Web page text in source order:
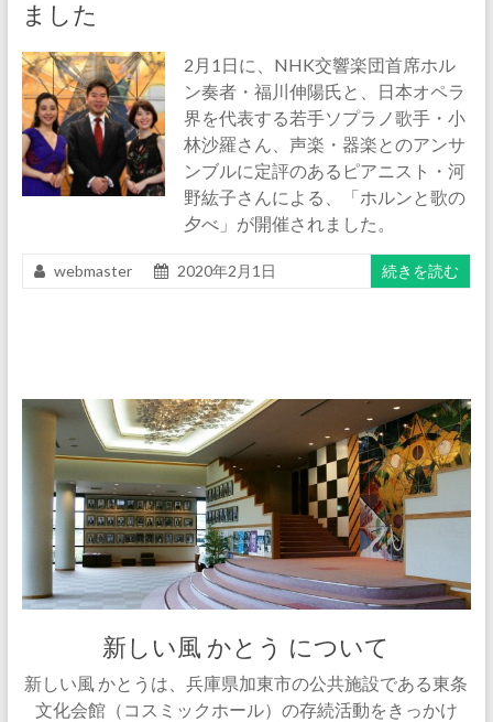
ました
2月1日に、NHK交響楽団首席ホル
ン奏者・福川伸陽氏と、日本オペラ
界を代表する若手ソプラノ歌手・小
林沙羅さん、声楽・器楽とのアンサ
ンブルに定評のあるピアニスト・河
野紘子さんによる、「ホルンと歌の
夕べ」が開催されました。
webmaster 2020年2月1日 続きを読む
新しい風 かとう について
新しい風 かとうは、兵庫県加東市の公共施設である東条
文化会館（コスミックホール）の存続活動をきっかけ